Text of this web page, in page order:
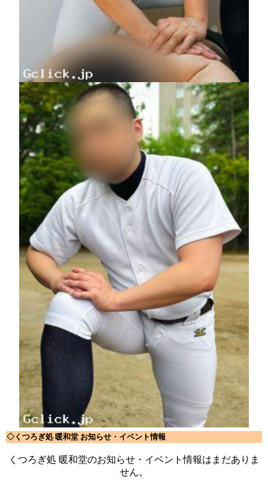
◇くつろぎ処 暖和堂 お知らせ・イベント情報
くつろぎ処 暖和堂のお知らせ・イベント情報はまだありま
せん。